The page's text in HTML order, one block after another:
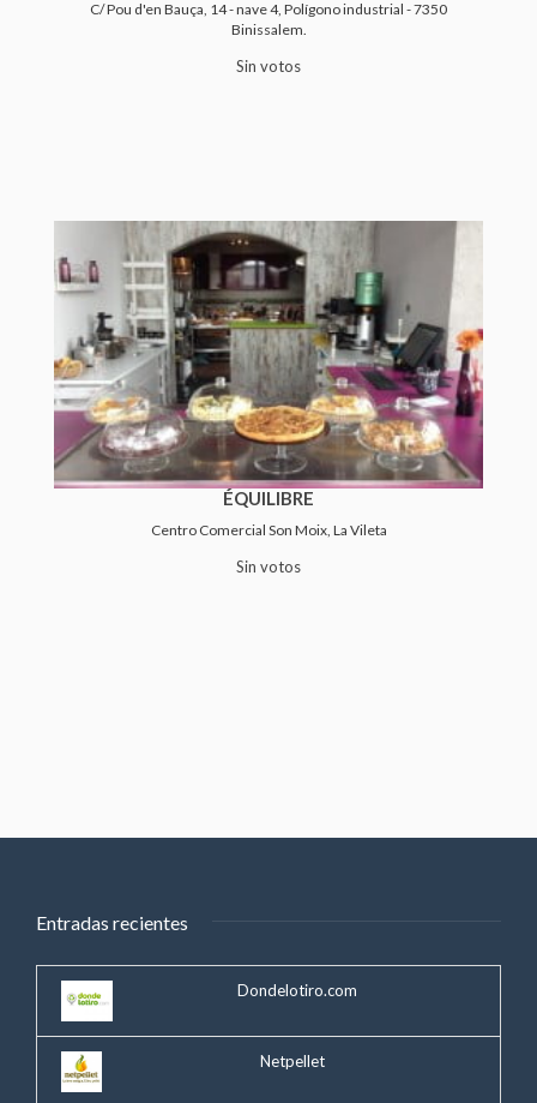
C/ Pou d'en Bauça, 14 - nave 4, Polígono industrial - 7350
Binissalem.
Sin votos
ÉQUILIBRE
Centro Comercial Son Moix, La Vileta
Sin votos
Entradas recientes
Dondelotiro.com
Netpellet